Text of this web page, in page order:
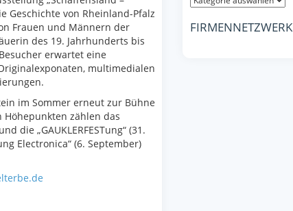
Geschichte von Rheinland-Pfalz
Frauen und Männern der
des 19. Jahrhunderts bis
erwartet eine
multimedialen
im Sommer erneut zur Bühne
zählen das
die „GAUKLERFESTung“ (31.
Electronica“ (6. September)
FIRMENNETZWERK